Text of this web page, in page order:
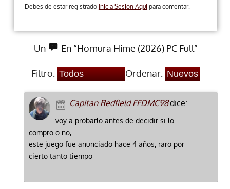
Debes de estar registrado Inicia Sesion Aqui para comentar.
Un En “Homura Hime (2026) PC Full”
Filtro: Ordenar:
Capitan Redfield FFDMC98dice:
voy a probarlo antes de decidir si lo
compro o no,
este juego fue anunciado hace 4 años, raro por
cierto tanto tiempo